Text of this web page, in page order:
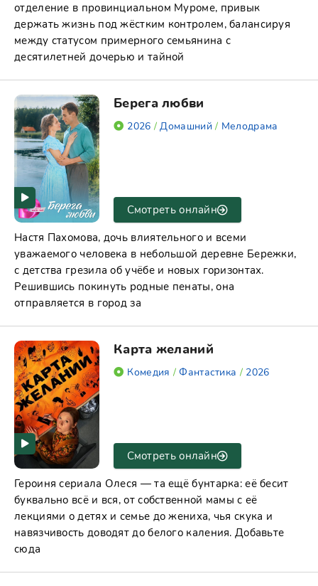
отделение в провинциальном Муроме, привык
держать жизнь под жёстким контролем, балансируя
между статусом примерного семьянина с
десятилетней дочерью и тайной
Берега любви
2026 /Домашний / Мелодрама
Настя Пахомова, дочь влиятельного и всеми
уважаемого человека в небольшой деревне Бережки,
с детства грезила об учёбе и новых горизонтах.
Решившись покинуть родные пенаты, она
отправляется в город за
Смотреть онлайн
Карта желаний
Комедия /Фантастика / 2026
Героиня сериала Олеся — та ещё бунтарка: её бесит
буквально всё и вся, от собственной мамы с её
лекциями о детях и семье до жениха, чья скука и
навязчивость доводят до белого каления. Добавьте
сюда
Смотреть онлайн